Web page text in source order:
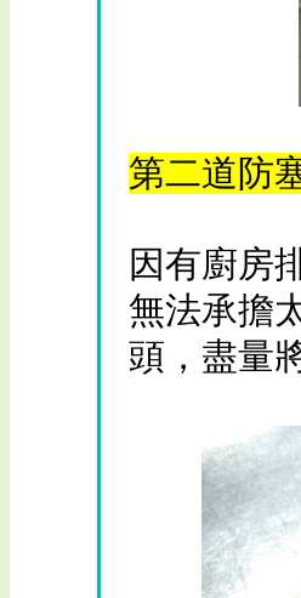
第二道防
因有廚房
無法承擔
頭，盡量